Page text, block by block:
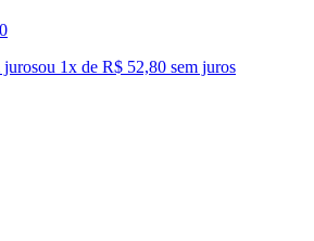
jurosou 1x de R$ 52,80 sem juros